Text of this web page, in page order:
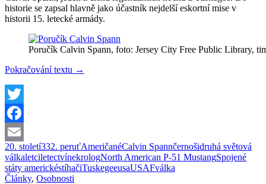
historie se zapsal hlavně jako účastník nejdelší eskortní mise v
historii 15. letecké armády.
Poručík Calvin Spann, foto: Jersey City Free Public Library,
Pokračování textu Zemřel
→
Twitter
Facebook
Email
20. století332. peruťAmeričanéCalvin Spannčernošidruhá světová
válkaletciletectvínekrologNorth American P-51 MustangSpojené
státy americkéstíhačiTuskegeeusaUSAFválka
Články, Osobnosti